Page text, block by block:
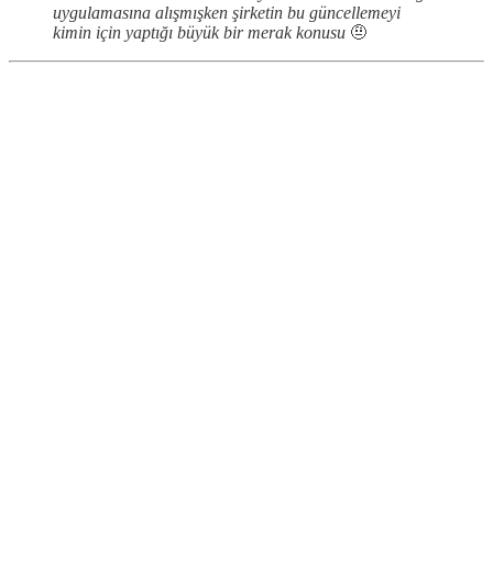
uygulamasına alışmışken şirketin bu güncellemeyi
kimin için yaptığı büyük bir merak konusu 🤨